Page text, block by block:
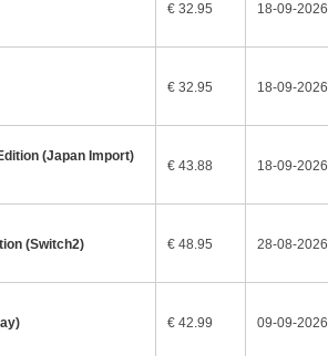
€ 32.95 18-09-2026
€ 32.95 18-09-2026
(Japan Import)
€ 43.88 18-09-2026
(Switch2) € 48.95 28-08-2026
€ 42.99 09-09-2026